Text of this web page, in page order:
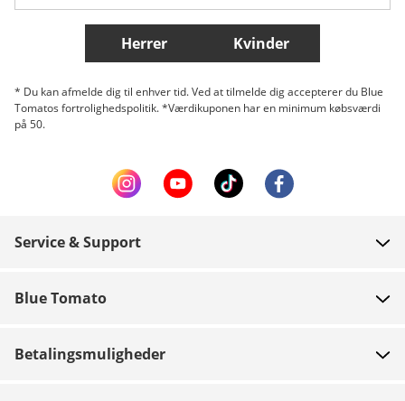
Flere lande
Herrer Kvinder
* Du kan afmelde dig til enhver tid. Ved at tilmelde dig accepterer du Blue
Tomatos fortrolighedspolitik. *Værdikuponen har en minimum købsværdi
på 50.
Service & Support
Betaling
Blue Tomato
Betalingsmuligheder